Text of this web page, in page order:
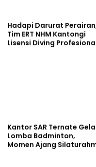
Hadapi Darurat
Tim ERT NHM Kantongi
Lisensi Diving
Kantor SAR Ternate
Lomba Badminton,
Momen Ajang